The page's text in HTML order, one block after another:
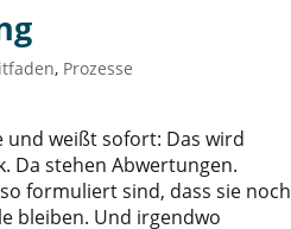
, Prozesse
und weißt sofort: Das wird
Da stehen Abwertungen.
formuliert sind, dass sie noch
bleiben. Und irgendwo